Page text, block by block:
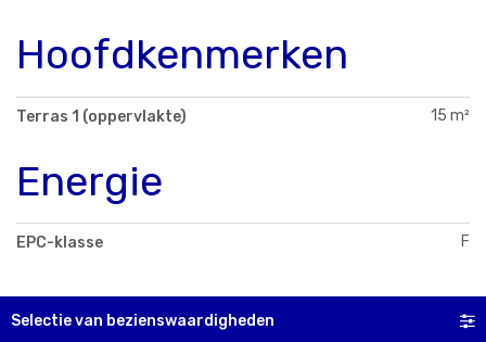
Hoofdkenmerken
Terras 1 (oppervlakte) 15 m²
Energie
EPC-klasse F
Selectie van bezienswaardigheden